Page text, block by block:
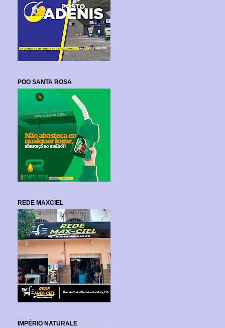
POO SANTA ROSA
REDE MAXCIEL
IMPÉRIO NATURALE